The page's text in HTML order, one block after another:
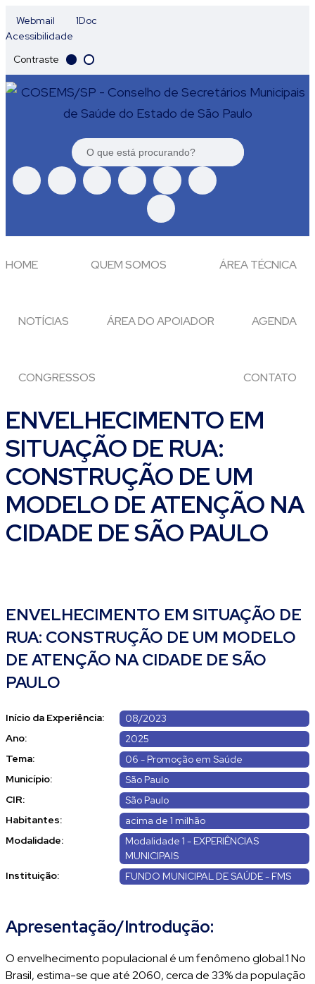
Webmail
1Doc
Acessibilidade
Contraste
HOME QUEM SOMOS ÁREA TÉCNICA
NOTÍCIAS ÁREA DO APOIADOR AGENDA
CONGRESSOS CONTATO
ENVELHECIMENTO EM
SITUAÇÃO DE RUA:
CONSTRUÇÃO DE UM
MODELO DE ATENÇÃO NA
CIDADE DE SÃO PAULO
ENVELHECIMENTO EM SITUAÇÃO DE
RUA: CONSTRUÇÃO DE UM MODELO
DE ATENÇÃO NA CIDADE DE SÃO
PAULO
Início da Experiência:
08/2023
Ano:
2025
Tema:
06 - Promoção em Saúde
Município:
São Paulo
CIR:
São Paulo
Habitantes:
acima de 1 milhão
Modalidade:
Modalidade 1 - EXPERIÊNCIAS
MUNICIPAIS
Instituição:
FUNDO MUNICIPAL DE SAÚDE - FMS
Apresentação/Introdução:
O envelhecimento populacional é um fenômeno global.1 No
Brasil, estima-se que até 2060, cerca de 33% da população